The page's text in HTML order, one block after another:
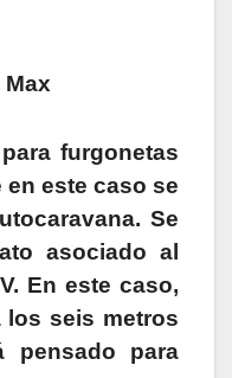
furgonetas
este caso se
Se
asociado al
En este caso,
seis metros
pensado para